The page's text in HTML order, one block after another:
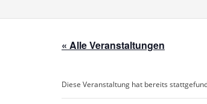
« Alle Veranstaltungen
Diese Veranstaltung hat bereits